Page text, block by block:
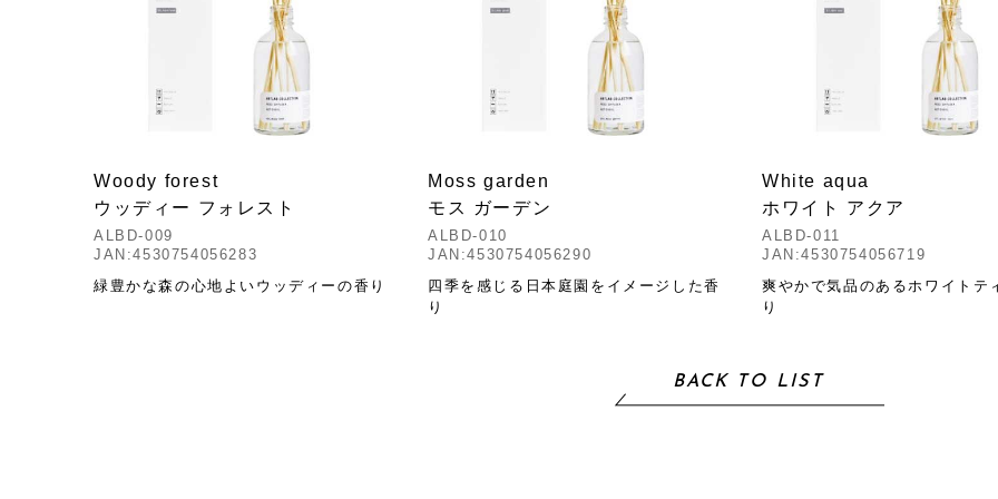
Woody forest
ウッディー フォレスト
ALBD-009
JAN:4530754056283
緑豊かな森の心地よいウッディーの香り
Moss garden
モス ガーデン
ALBD-010
JAN:4530754056290
四季を感じる日本庭園をイメージした香
り
White aqua
ホワイト アクア
ALBD-011
JAN:4530754056719
爽やかで気品のあるホワイトテ
り
BACK TO LIST